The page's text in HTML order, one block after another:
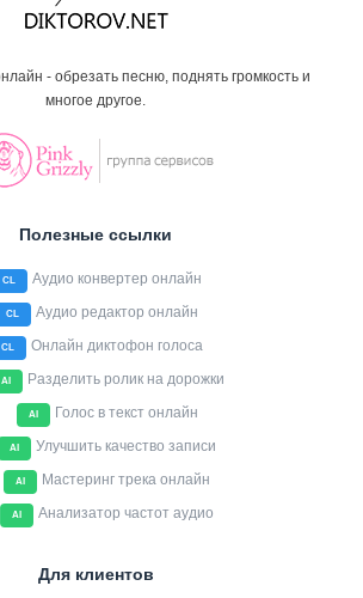
- обрезать песню, поднять громкость и
многое другое.
Полезные ссылки
CL Аудио конвертер онлайн
CL Аудио редактор онлайн
CL Онлайн диктофон голоса
AI Разделить ролик на дорожки
AI Голос в текст онлайн
AI Улучшить качество записи
AI Мастеринг трека онлайн
AI Анализатор частот аудио
Для клиентов